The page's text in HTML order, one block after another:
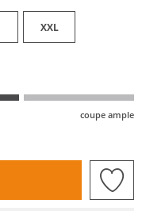
XXL
coupe ample